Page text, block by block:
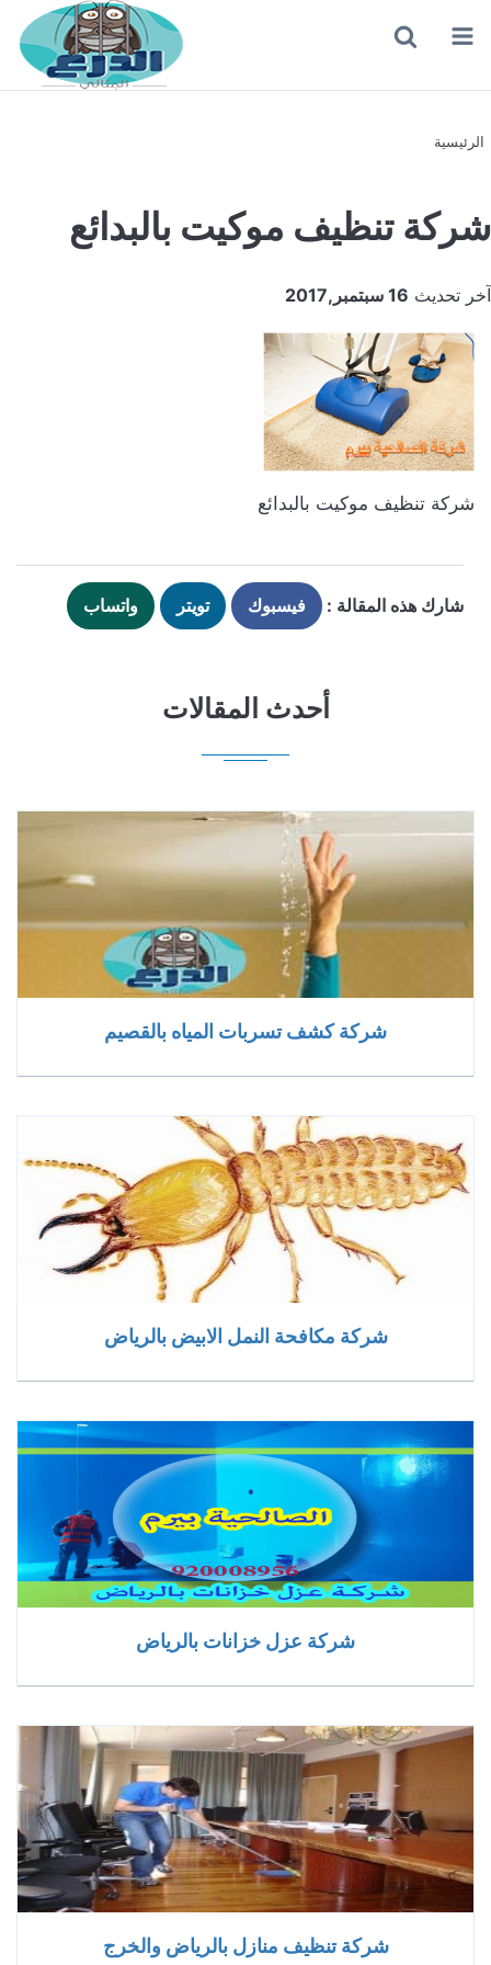
القائمة
الرئيسية
شركة تنظيف موكيت بالبدائع
آخر تحديث 16 سبتمبر,2017
شركة تنظيف موكيت بالبدائع
شارك هذه المقالة : فيسبوك تويتر واتساب
أحدث المقالات
شركة كشف تسربات المياه بالقصيم
شركة مكافحة النمل الابيض بالرياض
شركة عزل خزانات بالرياض
شركة تنظيف منازل بالرياض والخرج